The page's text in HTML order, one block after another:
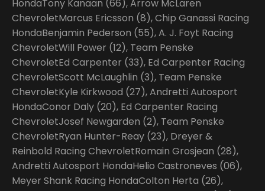
HondaTony Kanaan (66), Arrow McLaren
ChevroletMarcus Ericsson (8), Chip Ganassi Racing
HondaBenjamin Pederson (55), A. J. Foyt Racing
ChevroletWill Power (12), Team Penske
ChevroletEd Carpenter (33), Ed Carpenter Racing
ChevroletScott McLaughlin (3), Team Penske
ChevroletKyle Kirkwood (27), Andretti Autosport
HondaConor Daly (20), Ed Carpenter Racing
ChevroletJosef Newgarden (2), Team Penske
ChevroletRyan Hunter-Reay (23), Dreyer &
Reinbold Racing ChevroletRomain Grosjean (28),
Andretti Autosport HondaHelio Castroneves (06),
Meyer Shank Racing HondaColton Herta (26),